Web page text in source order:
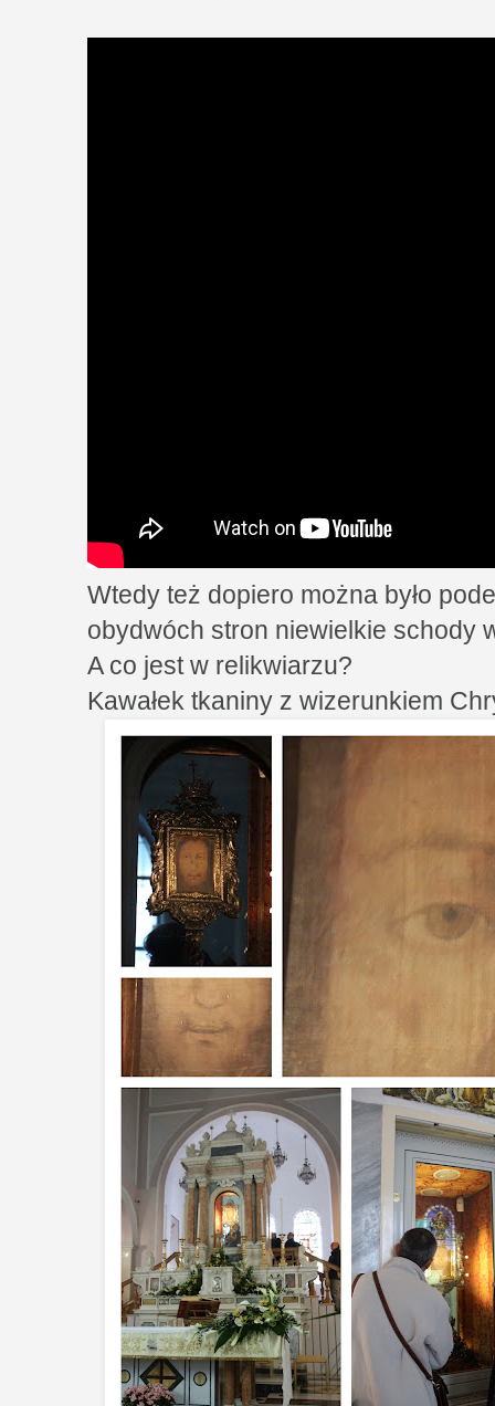
Wtedy też dopiero można było
obydwóch stron niewielkie schody
A co jest w relikwiarzu?
Kawałek tkaniny z wizerunkiem